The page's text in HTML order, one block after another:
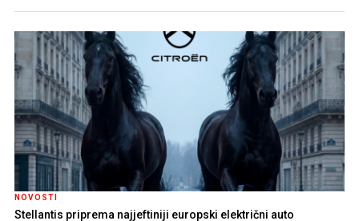
NOVOSTI
Stellantis priprema najjeftiniji europski električni auto